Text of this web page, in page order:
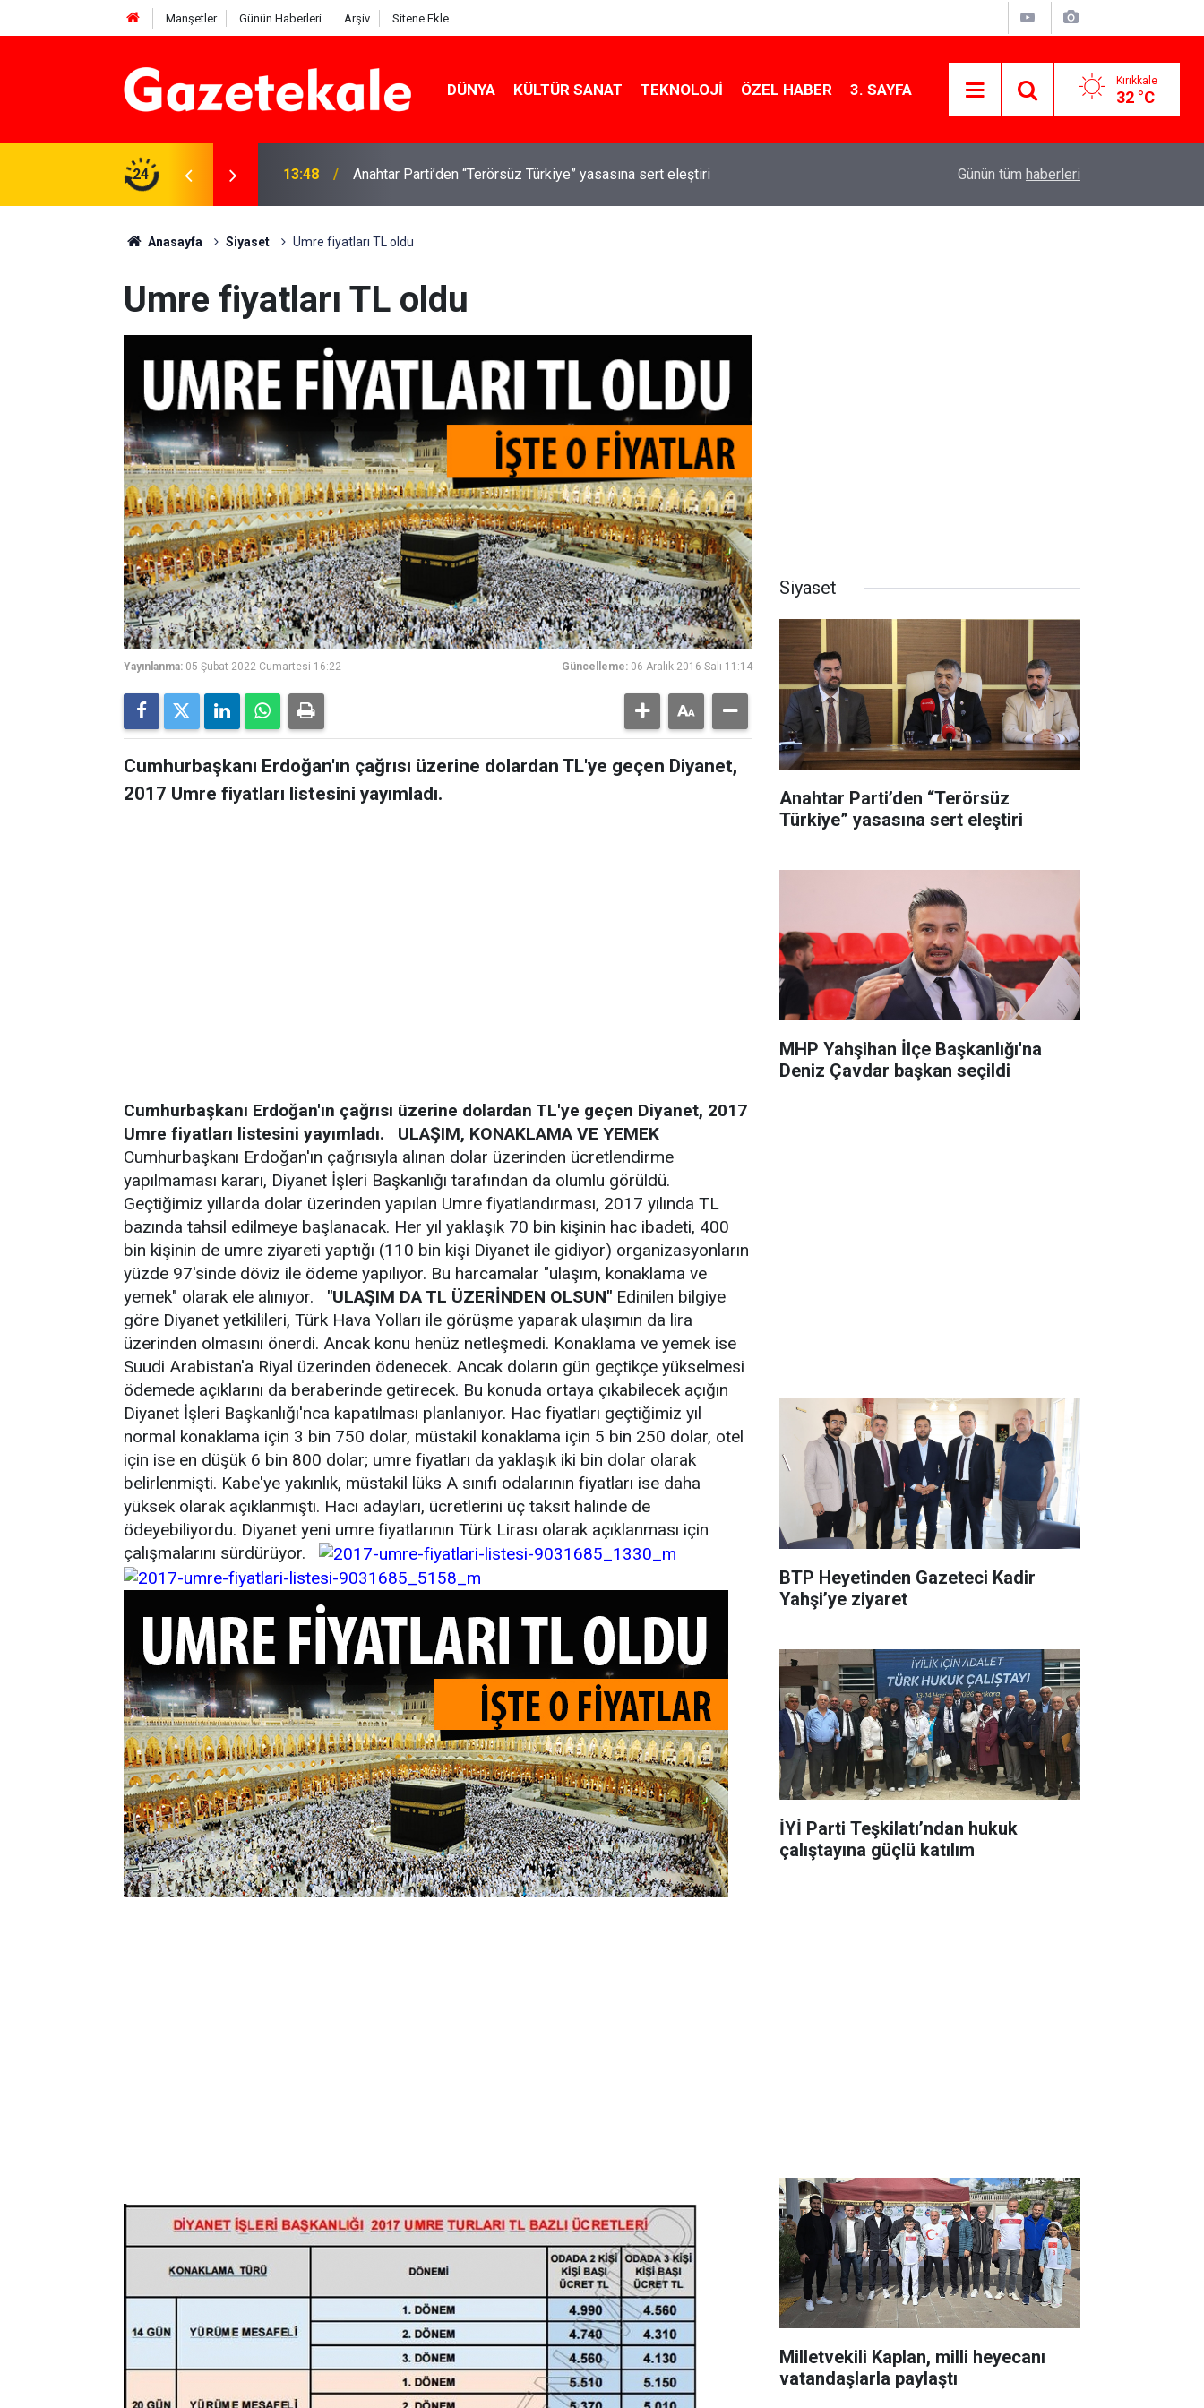
Manşetler Günün Haberleri Arşiv Sitene Ekle
DÜNYA KÜLTÜR SANAT TEKNOLOJI ÖZEL HABER 3. SAYFA Kırıkkale
32 °C
24
Beyaz Listeden aday 13:48 Anahtar Parti’den “Terörsüz Türkiye” yasasına sert eleştiri Kırıkkale’de hayvan hastalıklarına karşı
Günün tüm haberleri
Anasayfa Siyaset Umre fiyatları TL oldu
Umre fiyatları TL oldu
Yayınlanma: 05 Şubat 2022 Cumartesi 16:22 Güncelleme: 06 Aralık 2016 Salı 11:14
Cumhurbaşkanı Erdoğan'ın çağrısı üzerine dolardan TL'ye geçen Diyanet,
2017 Umre fiyatları listesini yayımladı.
Cumhurbaşkanı Erdoğan'ın çağrısı üzerine dolardan TL'ye geçen Diyanet, 2017
Umre fiyatları listesini yayımladı.
ULAŞIM, KONAKLAMA VE YEMEK
Cumhurbaşkanı Erdoğan'ın çağrısıyla alınan dolar üzerinden ücretlendirme
yapılmaması kararı, Diyanet İşleri Başkanlığı tarafından da olumlu görüldü.
Geçtiğimiz yıllarda dolar üzerinden yapılan Umre fiyatlandırması, 2017 yılında TL
bazında tahsil edilmeye başlanacak. Her yıl yaklaşık 70 bin kişinin hac ibadeti, 400
bin kişinin de umre ziyareti yaptığı (110 bin kişi Diyanet ile gidiyor) organizasyonların
yüzde 97'sinde döviz ile ödeme yapılıyor. Bu harcamalar "ulaşım, konaklama ve
yemek" olarak ele alınıyor. "ULAŞIM DA TL ÜZERİNDEN OLSUN" Edinilen bilgiye
göre Diyanet yetkilileri, Türk Hava Yolları ile görüşme yaparak ulaşımın da lira
üzerinden olmasını önerdi. Ancak konu henüz netleşmedi. Konaklama ve yemek ise
Suudi Arabistan'a Riyal üzerinden ödenecek. Ancak doların gün geçtikçe yükselmesi
ödemede açıklarını da beraberinde getirecek. Bu konuda ortaya çıkabilecek açığın
Diyanet İşleri Başkanlığı'nca kapatılması planlanıyor. Hac fiyatları geçtiğimiz yıl
normal konaklama için 3 bin 750 dolar, müstakil konaklama için 5 bin 250 dolar, otel
için ise en düşük 6 bin 800 dolar; umre fiyatları da yaklaşık iki bin dolar olarak
belirlenmişti. Kabe'ye yakınlık, müstakil lüks A sınıfı odalarının fiyatları ise daha
yüksek olarak açıklanmıştı. Hacı adayları, ücretlerini üç taksit halinde de
ödeyebiliyordu. Diyanet yeni umre fiyatlarının Türk Lirası olarak açıklanması için
çalışmalarını sürdürüyor.
Siyaset
Anahtar Parti’den “Terörsüz
Türkiye” yasasına sert eleştiri
MHP Yahşihan İlçe Başkanlığı'na
Deniz Çavdar başkan seçildi
BTP Heyetinden Gazeteci Kadir
Yahşi’ye ziyaret
İYİ Parti Teşkilatı’ndan hukuk
çalıştayına güçlü katılım
Milletvekili Kaplan, milli heyecanı
vatandaşlarla paylaştı